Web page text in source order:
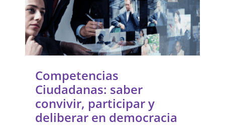
Competencias
Ciudadanas: saber
convivir, participar y
deliberar en democracia